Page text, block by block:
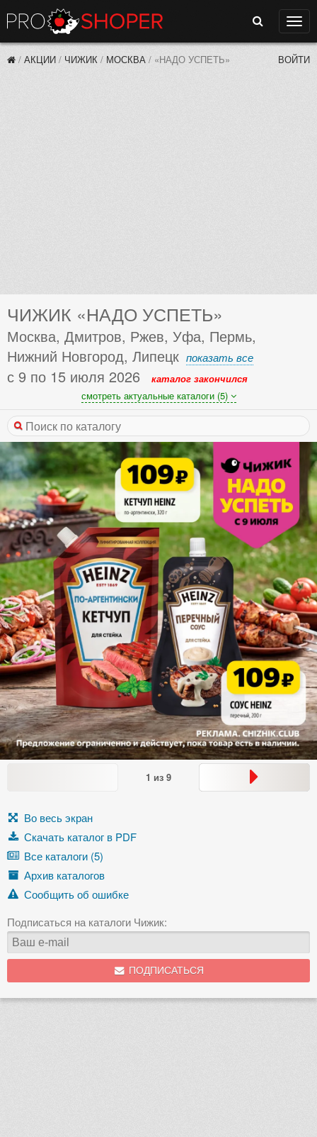
Поиск
/ АКЦИИ / ЧИЖИК / МОСКВА / «НАДО УСПЕТЬ» ВОЙТИ
ЧИЖИК «НАДО УСПЕТЬ»
Москва, Дмитров, Ржев, Уфа, Пермь,
Нижний Новгород, Липецк показать все
с 9 по 15 июля 2026
каталог закончился
смотреть актуальные каталоги (5)
1 из 9
Во весь экран
Скачать каталог в PDF
Все каталоги (5)
Архив каталогов
Сообщить об ошибке
Подписаться на каталоги Чижик:
ПОДПИСАТЬСЯ